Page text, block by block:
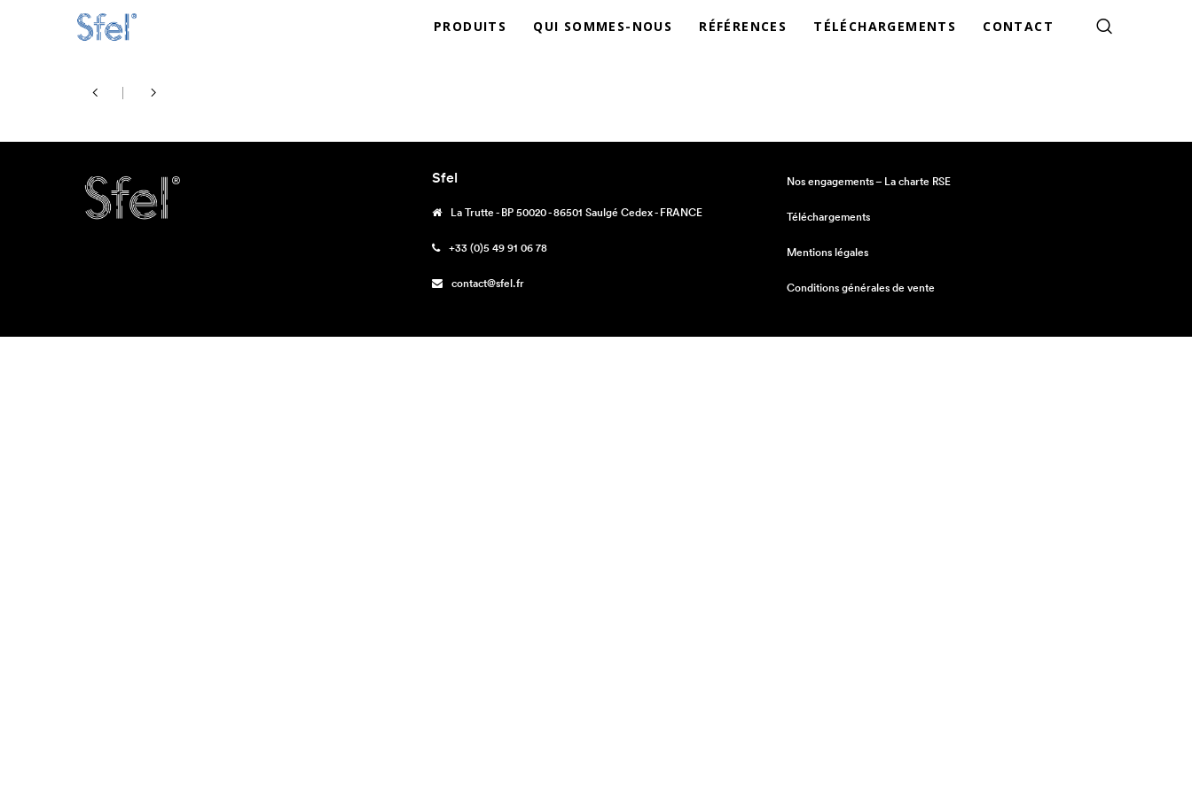
PRODUITS QUI SOMMES-NOUS RÉFÉRENCES TÉLÉCHARGEMENTS CONTACT
Sfel
La Trutte - BP 50020 - 86501 Saulgé Cedex - FRANCE
+33 (0)5 49 91 06 78
contact@sfel.fr
Nos engagements – La charte RSE
Téléchargements
Mentions légales
Conditions générales de vente